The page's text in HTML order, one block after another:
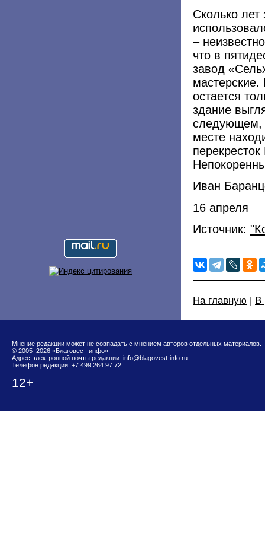
Сколько
–
что в
завод
остается
здание
следующем,
месте
Иван
16 апреля
Источник:
На главную | В
Мнение редакции может не совпадать с мнением авторов отдельных материалов.
© 2005–2026 «Благовест-инфо»
Адрес электронной почты редакции: info@blagovest-info.ru
Телефон редакции: +7 499 264 97 72
12+